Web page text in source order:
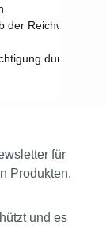
der Reichweite
durch
für
Produkten.
und es